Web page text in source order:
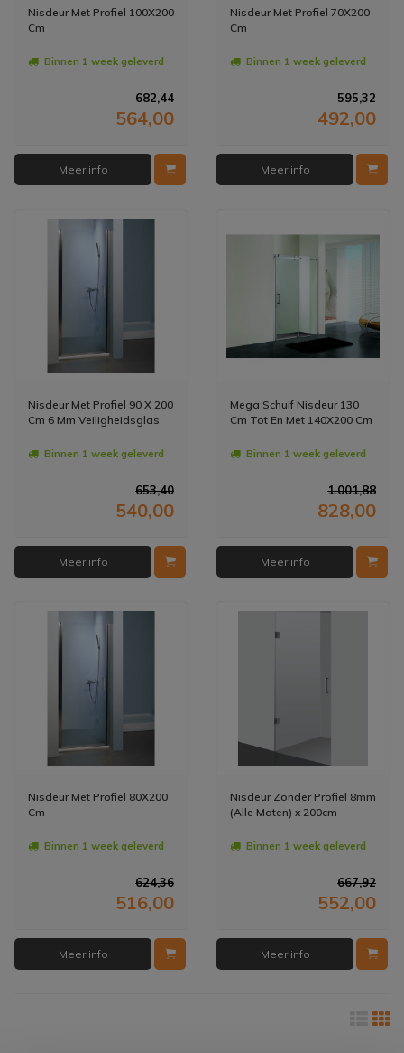
Nisdeur Met Profiel 100X200
Cm
Binnen 1 week geleverd
682,44
564,00
Meer info
Nisdeur Met Profiel 70X200
Cm
Binnen 1 week geleverd
595,32
492,00
Meer info
Nisdeur Met Profiel 90 X 200
Cm 6 Mm Veiligheidsglas
Binnen 1 week geleverd
653,40
540,00
Meer info
Mega Schuif Nisdeur 130
Cm Tot En Met 140X200 Cm
Binnen 1 week geleverd
1.001,88
828,00
Meer info
Nisdeur Met Profiel 80X200
Cm
Binnen 1 week geleverd
624,36
516,00
Meer info
Nisdeur Zonder Profiel 8mm
(Alle Maten) x 200cm
Binnen 1 week geleverd
667,92
552,00
Meer info